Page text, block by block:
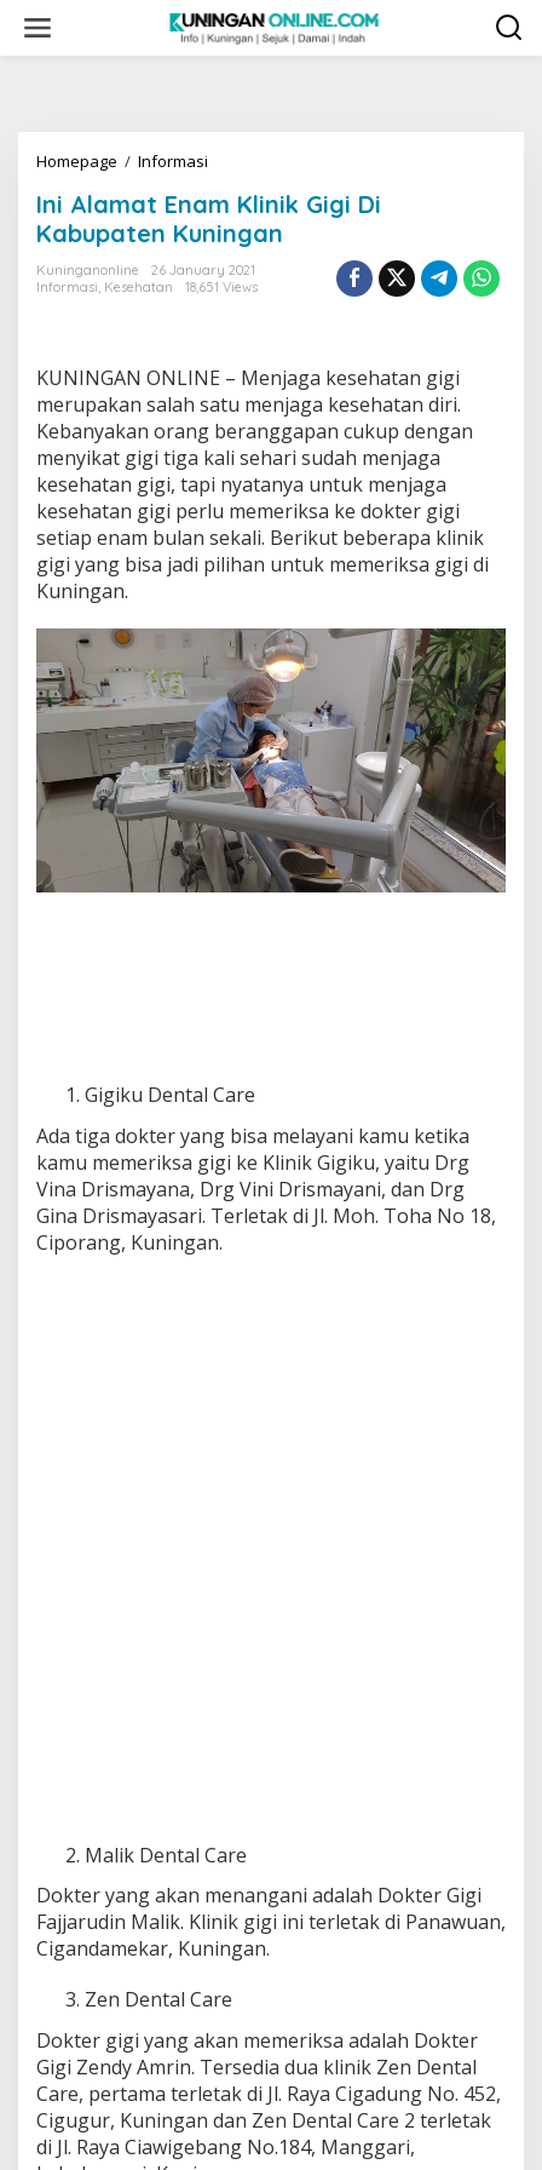
content
Homepage / Informasi
Enam
Klinik
Gigi
Di
Kabupaten
Ini Alamat Enam Klinik Gigi Di
Kabupaten Kuningan
Kuninganonline
26 January 2021
Informasi, Kesehatan 18,651 Views
KUNINGAN ONLINE – Menjaga kesehatan gigi
merupakan salah satu menjaga kesehatan diri.
Kebanyakan orang beranggapan cukup dengan
menyikat gigi tiga kali sehari sudah menjaga
kesehatan gigi, tapi nyatanya untuk menjaga
kesehatan gigi perlu memeriksa ke dokter gigi
setiap enam bulan sekali. Berikut beberapa klinik
gigi yang bisa jadi pilihan untuk memeriksa gigi di
Kuningan.
Gigiku Dental Care
Ada tiga dokter yang bisa melayani kamu ketika
kamu memeriksa gigi ke Klinik Gigiku, yaitu Drg
Vina Drismayana, Drg Vini Drismayani, dan Drg
Gina Drismayasari. Terletak di Jl. Moh. Toha No 18,
Ciporang, Kuningan.
Malik Dental Care
Dokter yang akan menangani adalah Dokter Gigi
Fajjarudin Malik. Klinik gigi ini terletak di Panawuan,
Cigandamekar, Kuningan.
Zen Dental Care
Dokter gigi yang akan memeriksa adalah Dokter
Gigi Zendy Amrin. Tersedia dua klinik Zen Dental
Care, pertama terletak di Jl. Raya Cigadung No. 452,
Cigugur, Kuningan dan Zen Dental Care 2 terletak
di Jl. Raya Ciawigebang No.184, Manggari,